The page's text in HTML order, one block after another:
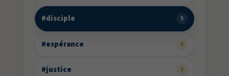
#disciple 5
#espérance 5
#justice 5